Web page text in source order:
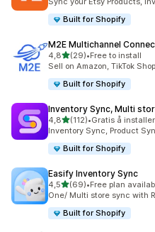
Built for Shopify
M2E Multichannel
4,8av 5 stjerner
(29)
Totalt 29 omtaler
•Free to install
Sell on Amazon, TikTok
Built for Shopify
Inventory Sync, Multi
4,8av 5 stjerner
(112)
Totalt 112 omtaler
•Gratis å
Inventory Sync, Product
Built for Shopify
Easify Inventory Sync
4,5av 5 stjerner
(69)
Totalt 69 omtaler
•Free plan
One/ Multi store sync with
Built for Shopify